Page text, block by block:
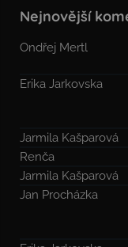
Nejnovější
Ondřej Mertl
Erika Jarkovska
Jarmila Kašparová
Renča
Jarmila Kašparová
Jan Procházka